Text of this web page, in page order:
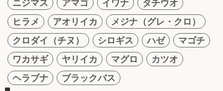
ニジマス
アマゴ イワナ
タチウオ
ヒラメ
アオリイカ
メジナ（グレ・クロ）
クロダイ（チヌ）
シロギス ハゼ
マゴチ
ワカサギ
ヤリイカ マグロ
カツオ
ヘラブナ
ブラックバス